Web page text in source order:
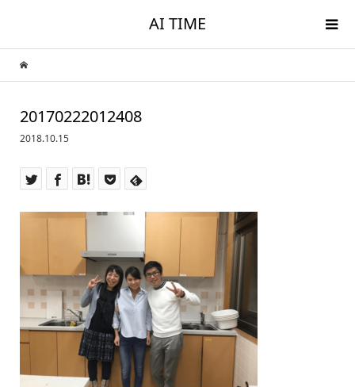
AI TIME
20170222012408
2018.10.15